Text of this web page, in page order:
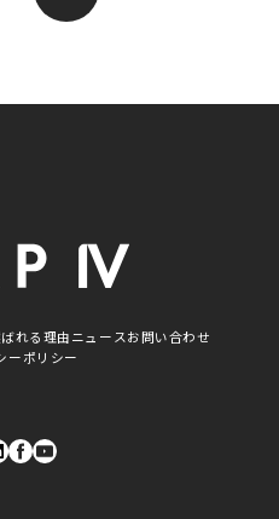
れる理由ニュース お問い合わせ
ーポリシー